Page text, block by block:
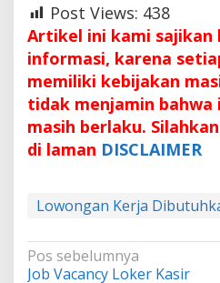
Post Views: 438
Artikel ini kami sajikan
informasi, karena
memiliki kebijakan
tidak menjamin
masih berlaku.
di laman DISCLAIMER
Lowongan Kerja
Navigasi
Pos sebelumnya
Job Vacancy Loker Kasir